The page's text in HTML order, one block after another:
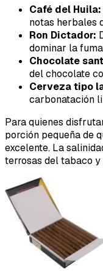
Café del Huila:
notas herbales
Ron Dictador:
dominar la
Chocolate
del chocolate
Cerveza tipo
carbonatación
Para quienes
porción pequeña de
excelente. La
terrosas del tabaco